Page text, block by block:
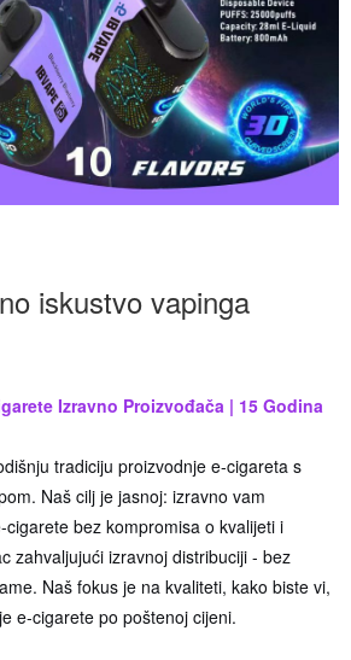
iskustvo vapinga
Izravno Proizvođača | 15 Godina
tradiciju proizvodnje e-cigareta s
Naš cilj je jasnoj: izravno vam
bez kompromisa o kvalijeti i
zahvaljujući izravnoj distribuciji - bez
Naš fokus je na kvaliteti, kako biste vi,
e-cigarete po poštenoj cijeni.